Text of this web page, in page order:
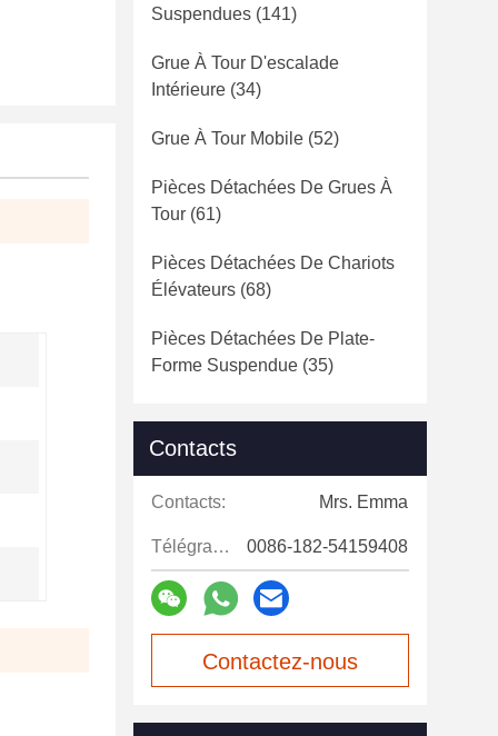
Suspendues (141)
Grue À Tour D'escalade
Intérieure (34)
Grue À Tour Mobile (52)
Pièces Détachées De Grues À
Tour (61)
Pièces Détachées De Chariots
Élévateurs (68)
Pièces Détachées De Plate-
Forme Suspendue (35)
Contacts
Contacts: Mrs. Emma
Télégramme: 0086-182-54159408
Contactez-nous